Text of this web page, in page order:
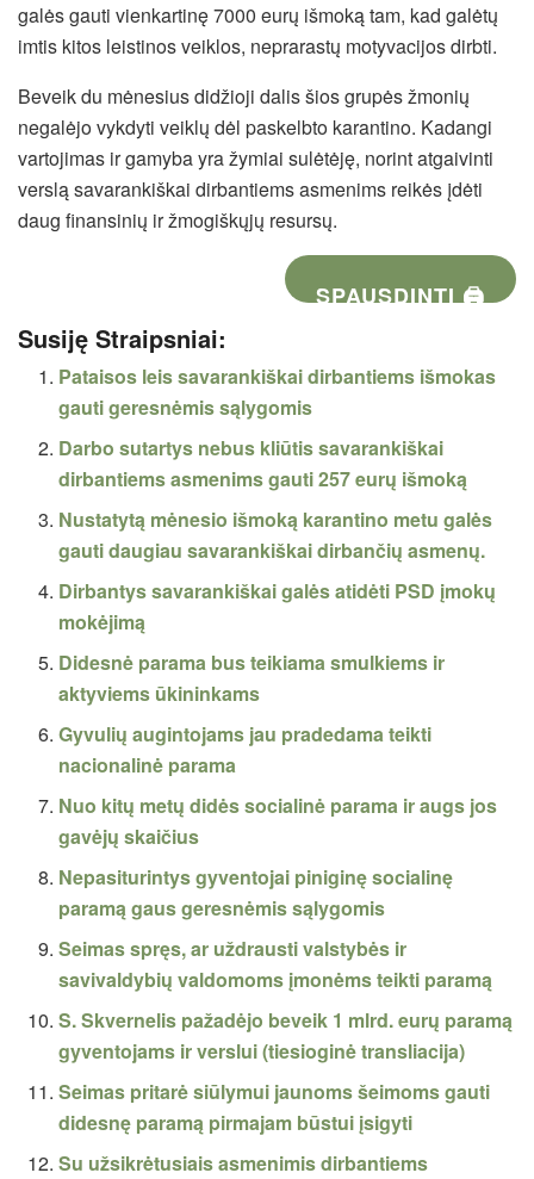
galės gauti vienkartinę 7000 eurų išmoką tam, kad galėtų
imtis kitos leistinos veiklos, neprarastų motyvacijos dirbti.
Beveik du mėnesius didžioji dalis šios grupės žmonių
negalėjo vykdyti veiklų dėl paskelbto karantino. Kadangi
vartojimas ir gamyba yra žymiai sulėtėję, norint atgaivinti
verslą savarankiškai dirbantiems asmenims reikės įdėti
daug finansinių ir žmogiškųjų resursų.
SPAUSDINTI 🖨
Susiję Straipsniai:
Pataisos leis savarankiškai dirbantiems išmokas
gauti geresnėmis sąlygomis
Darbo sutartys nebus kliūtis savarankiškai
dirbantiems asmenims gauti 257 eurų išmoką
Nustatytą mėnesio išmoką karantino metu galės
gauti daugiau savarankiškai dirbančių asmenų.
Dirbantys savarankiškai galės atidėti PSD įmokų
mokėjimą
Didesnė parama bus teikiama smulkiems ir
aktyviems ūkininkams
Gyvulių augintojams jau pradedama teikti
nacionalinė parama
Nuo kitų metų didės socialinė parama ir augs jos
gavėjų skaičius
Nepasiturintys gyventojai piniginę socialinę
paramą gaus geresnėmis sąlygomis
Seimas spręs, ar uždrausti valstybės ir
savivaldybių valdomoms įmonėms teikti paramą
S. Skvernelis pažadėjo beveik 1 mlrd. eurų paramą
gyventojams ir verslui (tiesioginė transliacija)
Seimas pritarė siūlymui jaunoms šeimoms gauti
didesnę paramą pirmajam būstui įsigyti
Su užsikrėtusiais asmenimis dirbantiems